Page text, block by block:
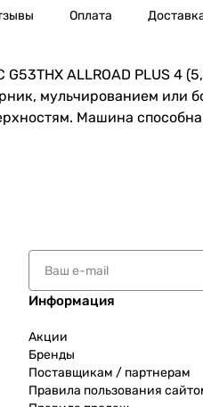
Оплата
G53THX ALLROAD PLUS
мульчированием или
Машина
Информация
Акции
Бренды
Поставщикам / партнерам
Правила пользования